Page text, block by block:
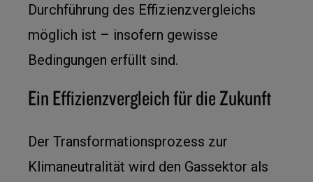
Durchführung des Effizienzvergleichs
möglich ist – insofern gewisse
Bedingungen erfüllt sind.
Ein Effizienzvergleich für die Zukunft
Der Transformationsprozess zur
Klimaneutralität wird den Gassektor als